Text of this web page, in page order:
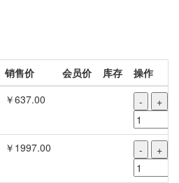
销售价 会员价 库存
操作
￥637.00 - +
￥1997.00 - +